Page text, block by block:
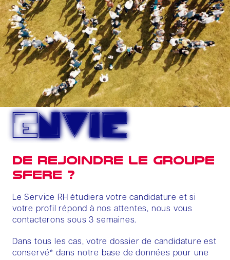
Envie
de rejoindre le Groupe
SFERE ?
Le Service RH étudiera votre candidature et si
votre profil répond à nos attentes, nous vous
contacterons sous 3 semaines.
Dans tous les cas, votre dossier de candidature est
conservé* dans notre base de données pour une